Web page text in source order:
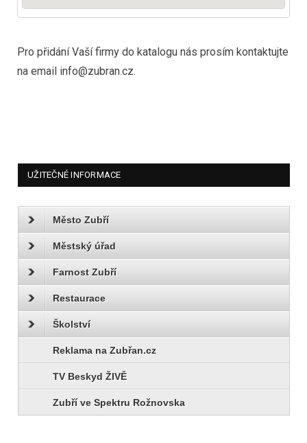
Pro přidání Vaší firmy do katalogu nás prosím kontaktujte
na email info@zubran.cz.
UŽITEČNÉ INFORMACE
Město Zubří
Městský úřad
Farnost Zubří
Restaurace
Školství
Reklama na Zubřan.cz
TV Beskyd ŽIVĚ
Zubří ve Spektru Rožnovska